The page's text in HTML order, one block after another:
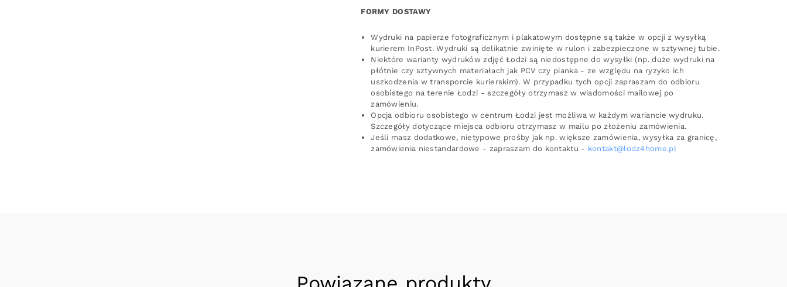
FORMY DOSTAWY
Wydruki na papierze fotograficznym i plakatowym dostępne są także w opcji z wysyłką
kurierem InPost. Wydruki są delikatnie zwinięte w rulon i zabezpieczone w sztywnej tubie.
Niektóre warianty wydruków zdjęć Łodzi są niedostępne do wysyłki (np. duże wydruki na
płótnie czy sztywnych materiałach jak PCV czy pianka - ze względu na ryzyko ich
uszkodzenia w transporcie kurierskim). W przypadku tych opcji zapraszam do odbioru
osobistego na terenie Łodzi - szczegóły otrzymasz w wiadomości mailowej po
zamówieniu.
Opcja odbioru osobistego w centrum Łodzi jest możliwa w każdym wariancie wydruku.
Szczegóły dotyczące miejsca odbioru otrzymasz w mailu po złożeniu zamówienia.
Jeśli masz dodatkowe, nietypowe prośby jak np. większe zamówienia, wysyłka za granicę,
zamówienia niestandardowe - zapraszam do kontaktu - kontakt@lodz4home.pl